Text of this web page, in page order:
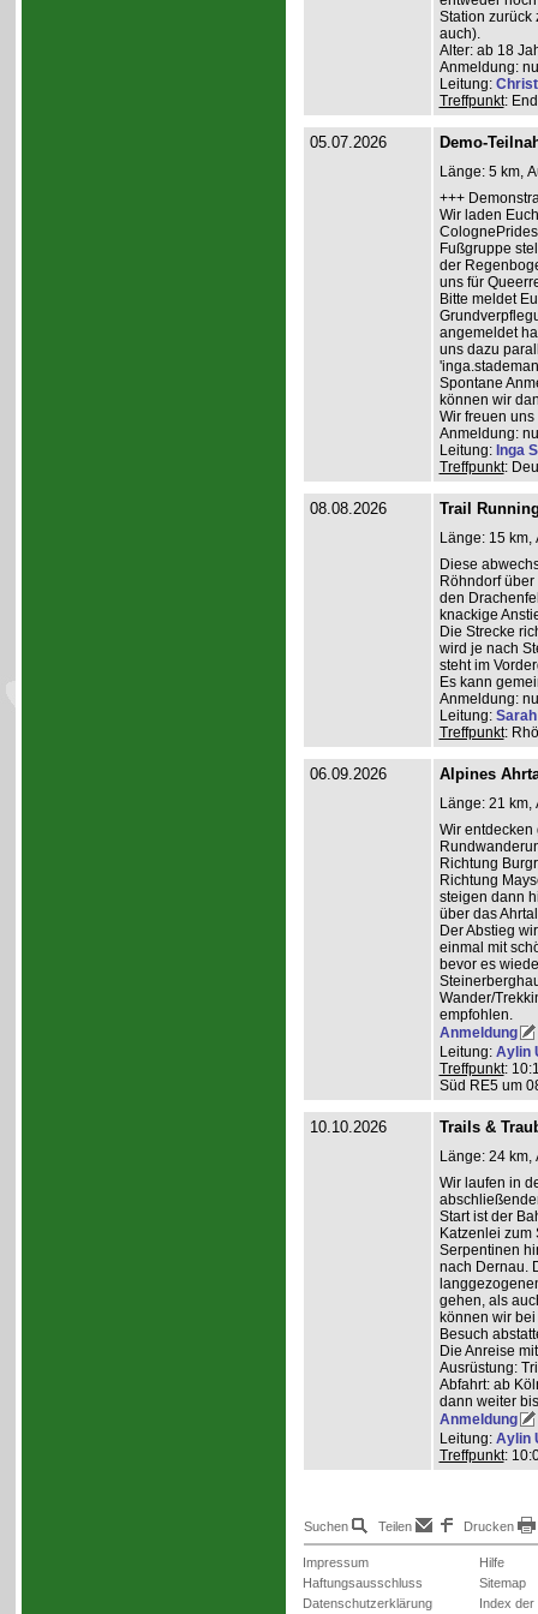
Station zurück
auch).
Alter: ab 18
Anmeldung:
Leitung:
Treffpunkt:
05.07.2026 Demo-
Länge: 5 km,
+++
Wir laden
Fußgruppe
der
uns für
Bitte meldet
angemeldet
uns dazu
Spontane
können wir
Wir freuen uns
Anmeldung:
Leitung: Inga
Treffpunkt:
08.08.2026 Trail
Länge: 15 km,
Diese
Röhndorf
den
knackige
Die Strecke
wird je nach
steht im
Es kann
Anmeldung:
Leitung:
Treffpunkt:
06.09.2026 Alpines
Länge: 21 km,
Wir entdecken
Richtung
Richtung
steigen dann
über das
Der Abstieg
einmal mit
bevor es
Wander/
empfohlen.
Anmeldung
Leitung: Aylin
Treffpunkt:
Süd RE5 um
10.10.2026 Trails &
Länge: 24 km,
Wir laufen in
Start ist der
Katzenlei zum
Serpentinen
nach Dernau.
gehen, als
können wir
Besuch
Die Anreise
Ausrüstung:
Abfahrt: ab
dann weiter
Anmeldung
Leitung: Aylin
Treffpunkt:
Suchen Teilen Drucken
Impressum
Haftungsausschluss
Datenschutzerklärung
Hilfe
Sitemap
Index der